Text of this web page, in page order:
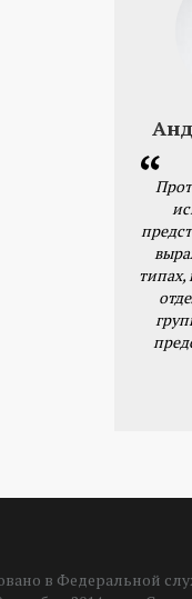
типах,
в Федеральной